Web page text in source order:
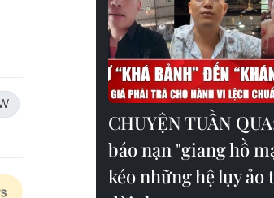
CHUYỆN TUẦN
báo nạn "giang hồ
kéo những hệ lụy ảo